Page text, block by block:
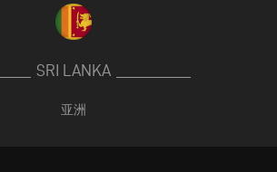
SRI LANKA
亚洲